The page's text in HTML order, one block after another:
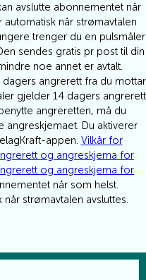
avslutte abonnementet når
når strømavtalen
trenger du en pulsmåler
sendes gratis pr post til din
noe annet er avtalt.
dagers angrerett fra du mottar
gjelder 14 dagers angrerett
angreretten, må du
angreskjemaet. Du aktiverer
appen. Vilkår for
og angreskjema for
og angreskjema for
når som helst.
strømavtalen avsluttes.